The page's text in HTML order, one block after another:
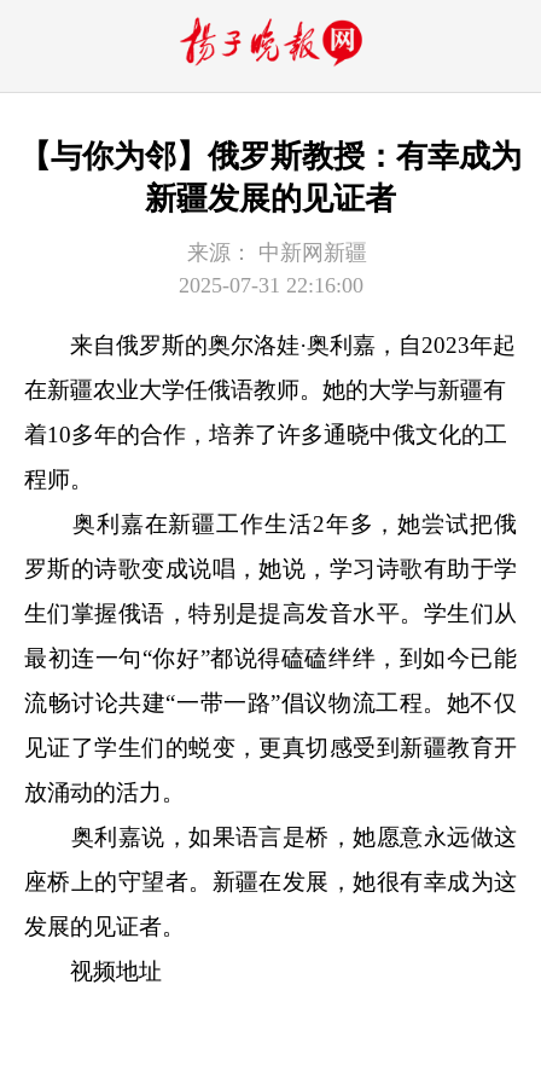
【与你为邻】俄罗斯教授：有幸成为
新疆发展的见证者
来源：
中新网新疆
2025-07-31 22:16:00
来自俄罗斯的奥尔洛娃·奥利嘉，自2023年起
在新疆农业大学任俄语教师。她的大学与新疆有
着10多年的合作，培养了许多通晓中俄文化的工
程师。
奥利嘉在新疆工作生活2年多，她尝试把俄
罗斯的诗歌变成说唱，她说，学习诗歌有助于学
生们掌握俄语，特别是提高发音水平。学生们从
最初连一句“你好”都说得磕磕绊绊，到如今已能
流畅讨论共建“一带一路”倡议物流工程。她不仅
见证了学生们的蜕变，更真切感受到新疆教育开
放涌动的活力。
奥利嘉说，如果语言是桥，她愿意永远做这
座桥上的守望者。新疆在发展，她很有幸成为这
发展的见证者。
视频地址